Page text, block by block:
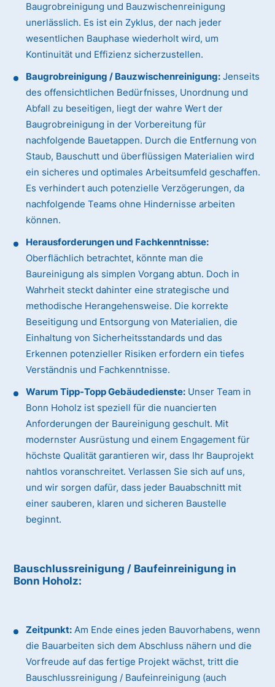
Baugrobreinigung und Bauzwischenreinigung
unerlässlich. Es ist ein Zyklus, der nach jeder
wesentlichen Bauphase wiederholt wird, um
Kontinuität und Effizienz sicherzustellen.
Baugrobreinigung / Bauzwischenreinigung: Jenseits
des offensichtlichen Bedürfnisses, Unordnung und
Abfall zu beseitigen, liegt der wahre Wert der
Baugrobreinigung in der Vorbereitung für
nachfolgende Bauetappen. Durch die Entfernung von
Staub, Bauschutt und überflüssigen Materialien wird
ein sicheres und optimales Arbeitsumfeld geschaffen.
Es verhindert auch potenzielle Verzögerungen, da
nachfolgende Teams ohne Hindernisse arbeiten
können.
Herausforderungen und Fachkenntnisse:
Oberflächlich betrachtet, könnte man die
Baureinigung als simplen Vorgang abtun. Doch in
Wahrheit steckt dahinter eine strategische und
methodische Herangehensweise. Die korrekte
Beseitigung und Entsorgung von Materialien, die
Einhaltung von Sicherheitsstandards und das
Erkennen potenzieller Risiken erfordern ein tiefes
Verständnis und Fachkenntnisse.
Warum Tipp-Topp Gebäudedienste: Unser Team in
Bonn Hoholz ist speziell für die nuancierten
Anforderungen der Baureinigung geschult. Mit
modernster Ausrüstung und einem Engagement für
höchste Qualität garantieren wir, dass Ihr Bauprojekt
nahtlos voranschreitet. Verlassen Sie sich auf uns,
und wir sorgen dafür, dass jeder Bauabschnitt mit
einer sauberen, klaren und sicheren Baustelle
beginnt.
Bauschlussreinigung / Baufeinreinigung in
Bonn Hoholz:
Zeitpunkt: Am Ende eines jeden Bauvorhabens, wenn
die Bauarbeiten sich dem Abschluss nähern und die
Vorfreude auf das fertige Projekt wächst, tritt die
Bauschlussreinigung / Baufeinreinigung (auch